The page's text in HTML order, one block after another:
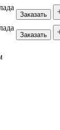
Заказать
Заказать